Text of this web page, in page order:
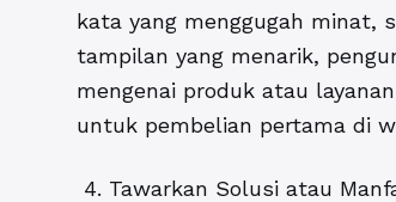
kata yang menggugah minat,
tampilan yang menarik,
mengenai produk atau
untuk pembelian pertama di
4. Tawarkan Solusi atau